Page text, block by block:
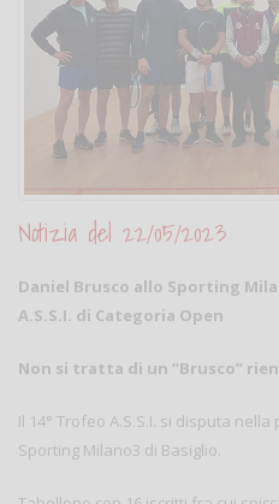
Notizia del 22/05/2023
Daniel Brusco allo Sporting
A.S.S.I. di Categoria Open
Non si tratta di un “Brusco”
Il 14° Trofeo A.S.S.I. si disputa
Sporting Milano3 di Basiglio.